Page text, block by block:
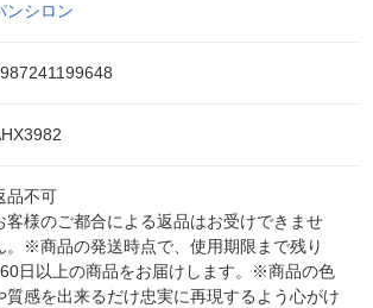
ンシロン
品不可
客様のご都合による返品はお受けできませ
。※商品の発送時点で、使用期限まで残り
日以上の商品をお届けします。※商品の色
質感を出来るだけ忠実に再現するよう心がけ